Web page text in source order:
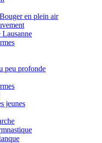
en plein air
peu profonde
jeunes